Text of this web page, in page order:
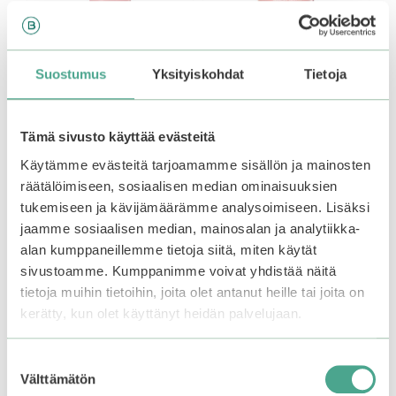
Suostumus Yksityiskohdat Tietoja
Tämä sivusto käyttää evästeitä
Käytämme evästeitä tarjoamamme sisällön ja mainosten
räätälöimiseen, sosiaalisen median ominaisuuksien
tukemiseen ja kävijämäärämme analysoimiseen. Lisäksi
jaamme sosiaalisen median, mainosalan ja analytiikka-
alan kumppaneillemme tietoja siitä, miten käytät
sivustoamme. Kumppanimme voivat yhdistää näitä
tietoja muihin tietoihin, joita olet antanut heille tai joita on
kerätty, kun olet käyttänyt heidän palvelujaan.
valinta
Välttämätön
Milk
0
:
t
Alkuperäinen
hinta
oli:
29,99€ Nykyinen
hinta
on:
15,00€
Varasto loppu.Liity
odotuslistalle tästä, niin
saat ilmoituksen, kun
tuote on jälleen
saatavilla.
0
:
t
Lisää ostoskoriin
Tutustu myös